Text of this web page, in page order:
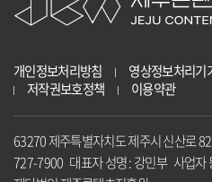
개인정보처리방침
영상정보처리기
저작권보호정책
이용약관
63270 제주특별자치도 제주시 신산로
727-7900 대표자 성명 : 강민부 사업